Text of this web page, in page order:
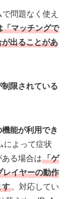
問題なく使え
「マッチングで
出ることがあ
限されている
能が利用でき
によって症状
ある場合は「ゲ
レイヤーの動作
す 。対応してい